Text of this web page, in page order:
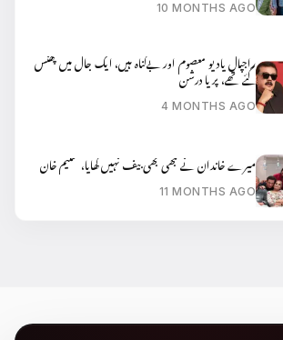
10 MONTHS AGO
راجپال یادیو معصوم اور بےگناہ ہیں، ایک جال میں پھنس
گئے تھے، پریا درشن
4 MONTHS AGO
میرے خاندان نے کبھی بھی بیف نہیں کھایا، سلیم خان
11 MONTHS AGO